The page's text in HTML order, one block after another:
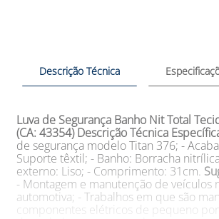
Descrição Técnica
Luva de Segurança Banho Nit Total
(CA: 43354) Descrição Técnica
de segurança modelo Titan 376; -
Suporte têxtil; - Banho: Borracha
externo: Liso; - Comprimento: 31cm.
- Montagem e manutenção de veículos
automotiva; - Trabalhos em que são
componentes elétricos de pequeno